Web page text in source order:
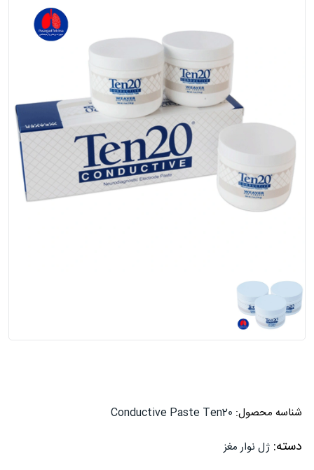
شناسه محصول: Conductive Paste Ten20
دسته: ژل نوار مغز